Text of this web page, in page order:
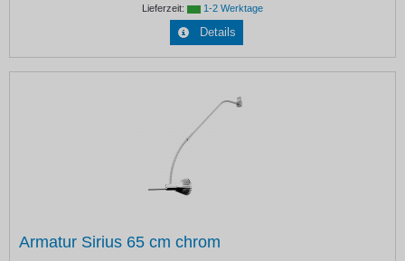
Lieferzeit:
1-2 Werktage
Details
Armatur Sirius 65 cm chrom